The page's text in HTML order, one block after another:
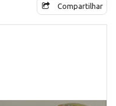
Compartilhar